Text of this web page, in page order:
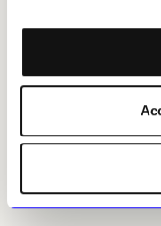
c’erano oggetti
del gioco. Un
portata di
Nicoletta Biglietti, 17
Riproduzione riservata